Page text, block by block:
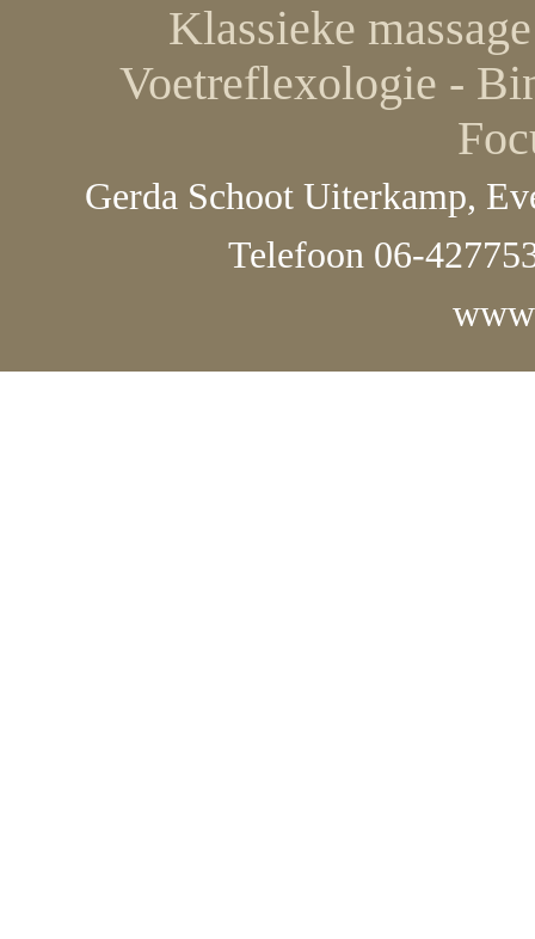
Klassieke
Voetreflexologie -
Gerda Schoot Uiterkamp,
Telefoon 06-